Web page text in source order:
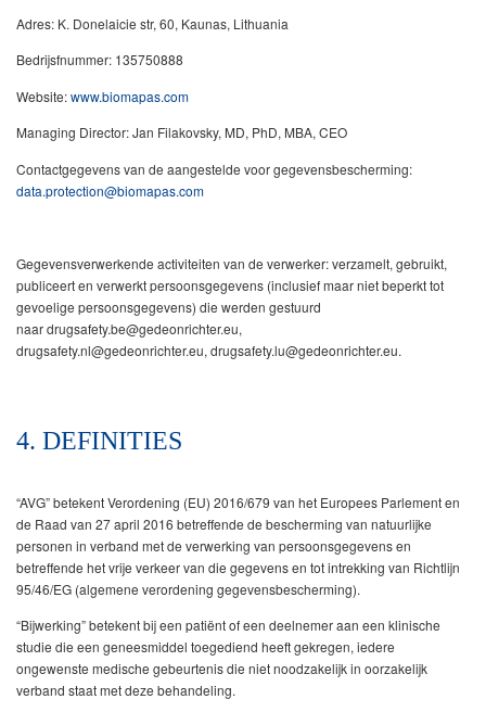
Adres: K. Donelaicie str, 60, Kaunas, Lithuania
Bedrijsfnummer: 135750888
Website:www.biomapas.com
Managing Director: Jan Filakovsky, MD, PhD, MBA, CEO
Contactgegevens van de aangestelde voor gegevensbescherming:
data.protection@biomapas.com
Gegevensverwerkende activiteiten van de verwerker: verzamelt, gebruikt,
publiceert en verwerkt persoonsgegevens (inclusief maar niet beperkt tot
gevoelige persoonsgegevens) die werden gestuurd
naar drugsafety.be@gedeonrichter.eu,
drugsafety.nl@gedeonrichter.eu, drugsafety.lu@gedeonrichter.eu.
4. DEFINITIES
“AVG” betekent Verordening (EU) 2016/679 van het Europees Parlement en
de Raad van 27 april 2016 betreffende de bescherming van natuurlijke
personen in verband met de verwerking van persoonsgegevens en
betreffende het vrije verkeer van die gegevens en tot intrekking van Richtlijn
95/46/EG (algemene verordening gegevensbescherming).
“Bijwerking” betekent bij een patiënt of een deelnemer aan een klinische
studie die een geneesmiddel toegediend heeft gekregen, iedere
ongewenste medische gebeurtenis die niet noodzakelijk in oorzakelijk
verband staat met deze behandeling.